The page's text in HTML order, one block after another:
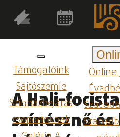
Támogatóink
Sajtószemle
Színházbejárás
csoportoknak
Online
A Hali-
színésznő